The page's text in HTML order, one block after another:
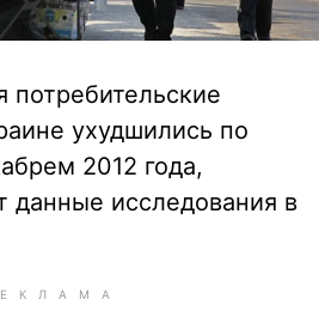
потребительские
ухудшились по
2012 года,
данные исследования в